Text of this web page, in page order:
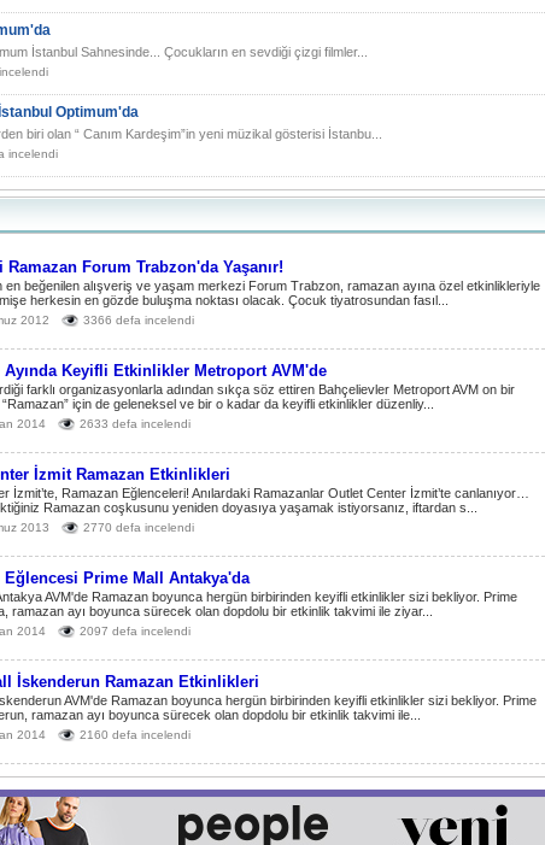
İstanbul Sahnesinde... Çocukların en sevdiği çizgi filmler...
Optimum'da
biri olan “ Canım Kardeşim”in yeni müzikal gösterisi İstanbu...
incelendi
Ramazan Forum Trabzon'da Yaşanır!
en beğenilen alışveriş ve yaşam merkezi Forum Trabzon, ramazan ayına özel etkinlikleriyle
herkesin en gözde buluşma noktası olacak. Çocuk tiyatrosundan fasıl...
2012 3366 defa incelendi
Ayında Keyifli Etkinlikler Metroport AVM'de
farklı organizasyonlarla adından sıkça söz ettiren Bahçelievler Metroport AVM on bir
“Ramazan” için de geleneksel ve bir o kadar da keyifli etkinlikler düzenliy...
2014 2633 defa incelendi
İzmit Ramazan Etkinlikleri
İzmit’te, Ramazan Eğlenceleri! Anılardaki Ramazanlar Outlet Center İzmit’te canlanıyor…
Ramazan coşkusunu yeniden doyasıya yaşamak istiyorsanız, iftardan s...
2013 2770 defa incelendi
Eğlencesi Prime Mall Antakya'da
AVM'de Ramazan boyunca hergün birbirinden keyifli etkinlikler sizi bekliyor. Prime
ramazan ayı boyunca sürecek olan dopdolu bir etkinlik takvimi ile ziyar...
2014 2097 defa incelendi
İskenderun Ramazan Etkinlikleri
AVM'de Ramazan boyunca hergün birbirinden keyifli etkinlikler sizi bekliyor. Prime
ramazan ayı boyunca sürecek olan dopdolu bir etkinlik takvimi ile...
2014 2160 defa incelendi